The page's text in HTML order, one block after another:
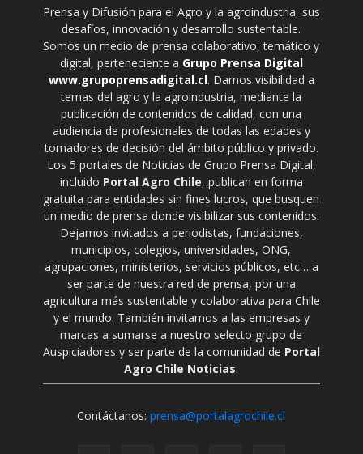
Prensa y Difusión para el Agro y la agroindustria, sus
desafíos, innovación y desarrollo sustentable.
Somos un medio de prensa colaborativo, temático y
digital, perteneciente a Grupo Prensa Digital
www.grupoprensadigital.cl. Damos visibilidad a
temas del agro y la agroindustria, mediante la
publicación de contenidos de calidad, con una
audiencia de profesionales de todas las edades y
tomadores de decisión del ámbito público y privado.
Los 5 portales de Noticias de Grupo Prensa Digital,
incluido Portal Agro Chile, publican en forma
gratuita para entidades sin fines lucros, que busquen
un medio de prensa donde visibilizar sus contenidos.
Dejamos invitados a periodistas, fundaciones,
municipios, colegios, universidades, ONG,
agrupaciones, ministerios, servicios públicos, etc… a
ser parte de nuestra red de prensa, por una
agricultura más sustentable y colaborativa para Chile
y el mundo. También invitamos a las empresas y
marcas a sumarse a nuestro selecto grupo de
Auspiciadores y ser parte de la comunidad de Portal
Agro Chile Noticias.
Contáctanos:prensa@portalagrochile.cl